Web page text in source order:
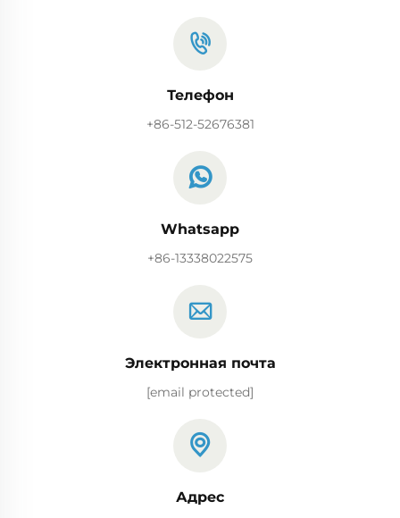
Телефон
+86-512-52676381
Whatsapp
+86-13338022575
Электронная почта
[email protected]
Адрес